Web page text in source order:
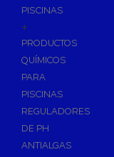
PISCINAS
+
PRODUCTOS
QUÍMICOS
PARA
PISCINAS
REGULADORES
DE PH
ANTIALGAS